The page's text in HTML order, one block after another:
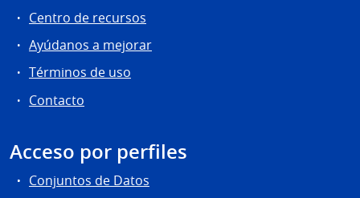
Centro de recursos
Ayúdanos a mejorar
Términos de uso
Contacto
Acceso por perfiles
Conjuntos de Datos